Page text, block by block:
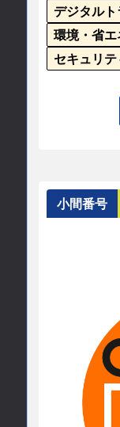
TEL
03-6302-
https://
デジタル
環境・省
セキュリ
生産現場の
と事実を定
実際の現場
1)OT-IT間の
ル"KEIモ
備稼働の把
3)製造現場
析アプリを
Node-RED
4)製造現場
としてSMKL
5)FAOPで
小間番号